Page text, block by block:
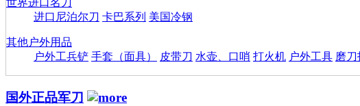
世界进口名刀
进口尼泊尔刀 卡巴系列 美国冷钢
其他户外用品
户外工兵铲 手套（面具） 皮带刀 水壶、口哨 打火机 户外工具 磨刀
国外正品军刀